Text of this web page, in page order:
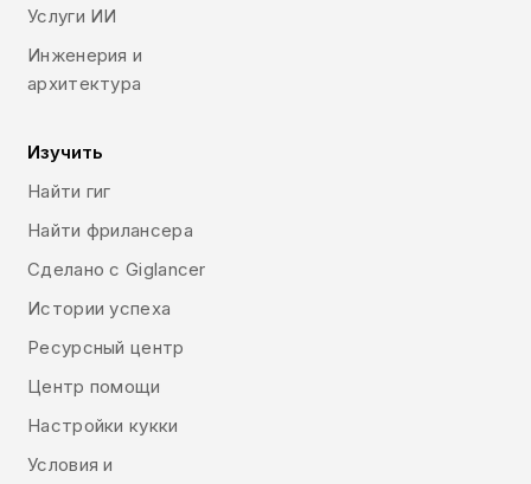
Услуги ИИ
Инженерия и
архитектура
Изучить
Найти гиг
Найти фрилансера
Сделано с Giglancer
Истории успеха
Ресурсный центр
Центр помощи
Настройки кукки
Условия и